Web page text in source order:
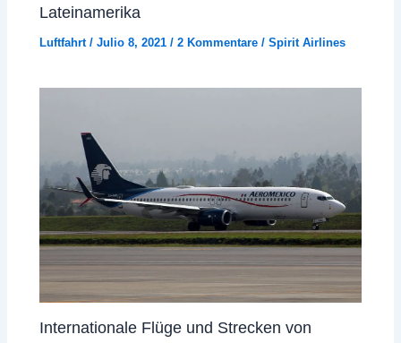
Lateinamerika
Luftfahrt/Julio 8, 2021/2 Kommentare /Spirit Airlines
Internationale Flüge und Strecken von